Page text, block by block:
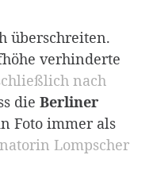
überschreiten.
verhinderte
nach
die Berliner
Foto immer als
Lompscher